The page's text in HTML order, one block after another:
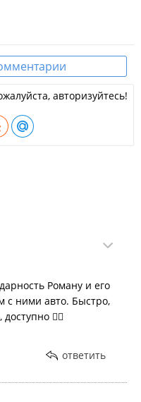
авторизуйтесь!
Роману и его
с ними авто. Быстро,
👍🏼
ответить